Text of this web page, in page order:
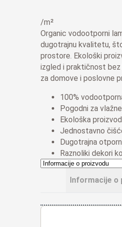
/m²
Organic vodootporni
dugotrajnu kvalitetu,
prostore. Ekološki
izgled i praktičnost
za domove i poslovne
100%
Pogodni za
Ekološka
Jednostavno
Dugotrajna
Raznoliki dekori
Informacije o